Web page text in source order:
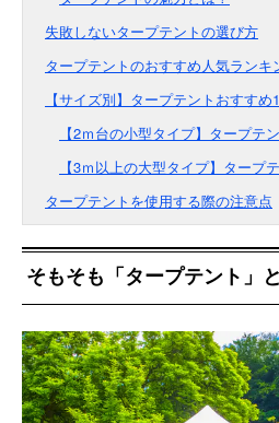
失敗しないタープテントの選び方
タープテントのおすすめ人気ランキ
【サイズ別】タープテントおすすめ
【2ｍ台の小型タイプ】タープテ
【3ｍ以上の大型タイプ】タープ
タープテントを使用する際の注意点
そもそも「タープテント」